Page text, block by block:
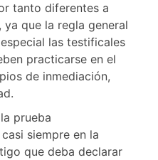
tanto diferentes a
que la regla general
las testificales
practicarse en el
de inmediación,
prueba
siempre en la
que deba declarar